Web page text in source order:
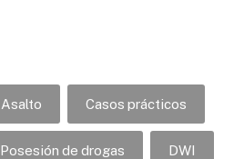
Asalto Casos prácticos
Posesión de drogas DWI